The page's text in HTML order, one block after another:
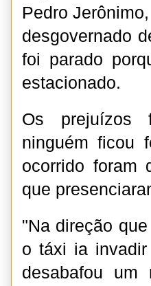
Pedro
desgovernado
foi parado
estacionado.
Os prejuízos
ninguém ficou
ocorrido foram
que
"Na direção
o táxi ia
desabafou um